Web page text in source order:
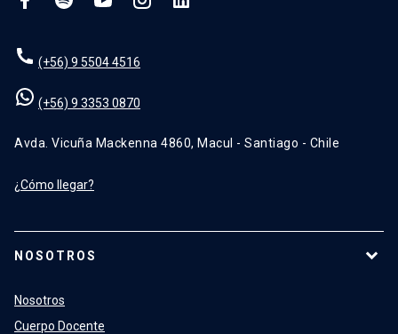
(+56) 9 5504 4516
(+56) 9 3353 0870
Avda. Vicuña Mackenna 4860, Macul - Santiago - Chile
¿Cómo llegar?
NOSOTROS
Nosotros
Cuerpo Docente